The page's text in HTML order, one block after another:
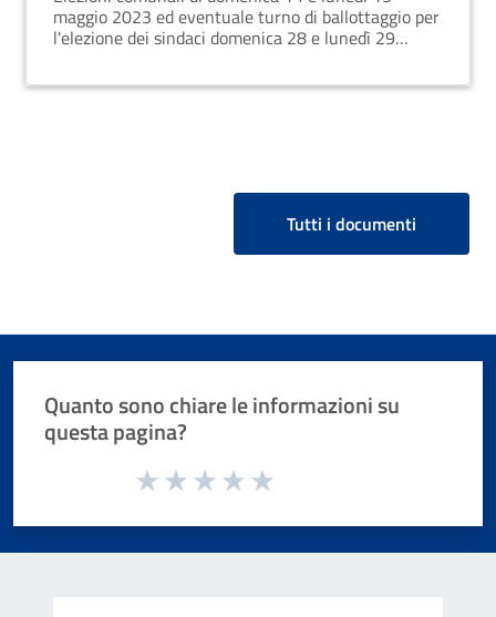
maggio 2023 ed eventuale turno di ballottaggio per
l'elezione dei sindaci domenica 28 e lunedì 29
ferroviari, via mare, autostradali e aerei.
Tutti i documenti
Quanto sono chiare le informazioni su
questa pagina?
Valuta da 1 a 5 stelle la pagina